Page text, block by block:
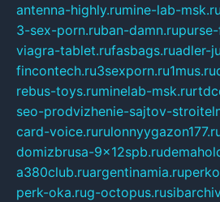
antenna-highly.rumine-lab-msk.ru
3-sex-porn.ruban-damn.ru
viagra-tablet.rufasbags.ruadler-
fincontech.ru3sexporn.ru1mus.ru
rebus-toys.ruminelab-msk.ru
seo-prodvizhenie-sajtov-
card-voice.ru
domizbrusa-9x12spb.ru
a380club.ruargentinamia.ru
perk-oka.rug-octopus.ru